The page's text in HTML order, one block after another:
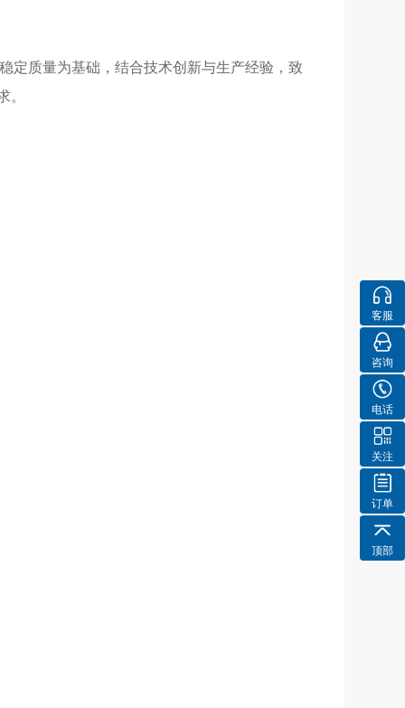
定质量为基础，结合技术创新与生产经验，致
。
客服
咨询
电话
关注
订单
顶部